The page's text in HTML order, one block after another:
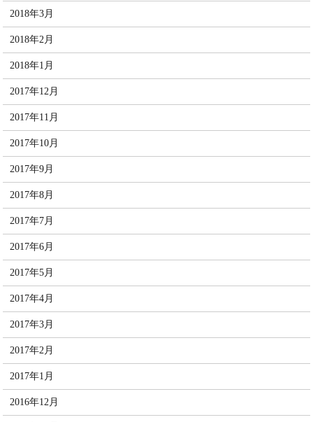
2018年3月
2018年2月
2018年1月
2017年12月
2017年11月
2017年10月
2017年9月
2017年8月
2017年7月
2017年6月
2017年5月
2017年4月
2017年3月
2017年2月
2017年1月
2016年12月